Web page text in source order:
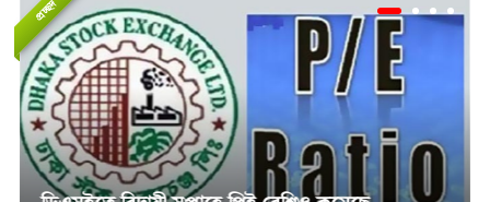
প্রচ্ছদ